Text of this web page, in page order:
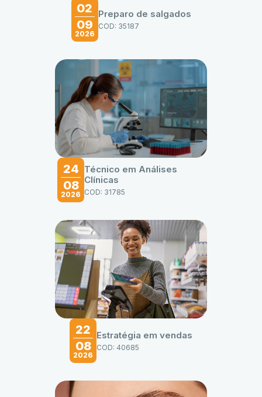
02
09
2026
Preparo de salgados
COD: 35187
24
08
2026
Técnico em Análises
Clínicas
COD: 31785
22
08
2026
Estratégia em vendas
COD: 40685